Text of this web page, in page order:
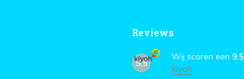
Reviews
9,5
Wij scoren een 9,5
Kiyoh